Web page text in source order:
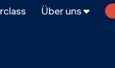
Über uns